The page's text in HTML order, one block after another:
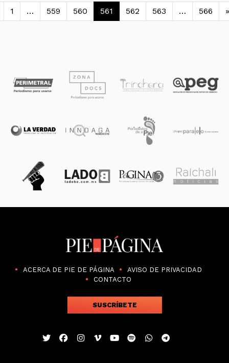
de entradas
1 … 559 560 561 562 563 … 566 »
ACERCA DE PIE DE PÁGINA
AVISO DE PRIVACIDAD
CONTACTO
SUSCRÍBETE